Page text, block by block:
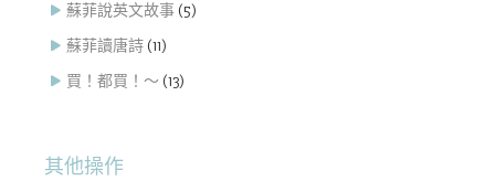
蘇菲說英文故事 (5)
蘇菲讀唐詩 (11)
買！都買！～ (13)
其他操作